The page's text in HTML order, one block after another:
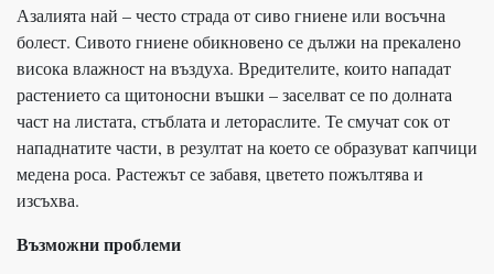
Азалията най – често страда от сиво гниене или восъчна
болест. Сивото гниене обикновено се дължи на прекалено
висока влажност на въздуха. Вредителите, които нападат
растението са щитоносни въшки – заселват се по долната
част на листата, стъблата и летораслите. Те смучат сок от
нападнатите части, в резултат на което се образуват капчици
медена роса. Растежът се забавя, цветето пожълтява и
изсъхва.
Възможни проблеми